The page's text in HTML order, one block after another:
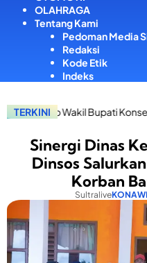
OLAHRAGA
Tentang Kami
Pedoman Media
Redaksi
Kode Etik
Indeks
TERKINI
Konsel: Dari Apel Siaga
Sinergi Dinas
Dinsos
Korban
Sultralive